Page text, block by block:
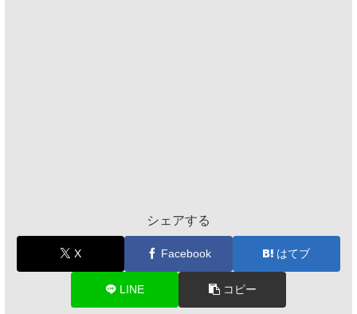
シェアする
X Facebook はてブ
LINE コピー